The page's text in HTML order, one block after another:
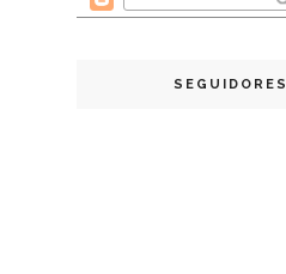
SEGUIDORES